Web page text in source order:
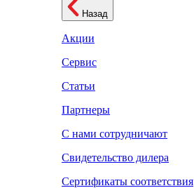
Назад
Акции
Сервис
Статьи
Партнеры
С нами сотрудничают
Свидетельство дилера
Сертификаты соответствия